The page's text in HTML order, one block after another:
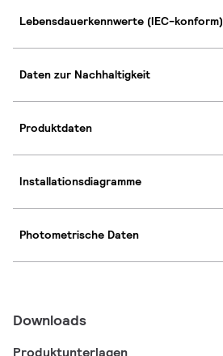
Lebensdauerkennwerte (IEC-konform)
Daten zur Nachhaltigkeit
Produktdaten
Installationsdiagramme
Photometrische Daten
Downloads
Produktunterlagen